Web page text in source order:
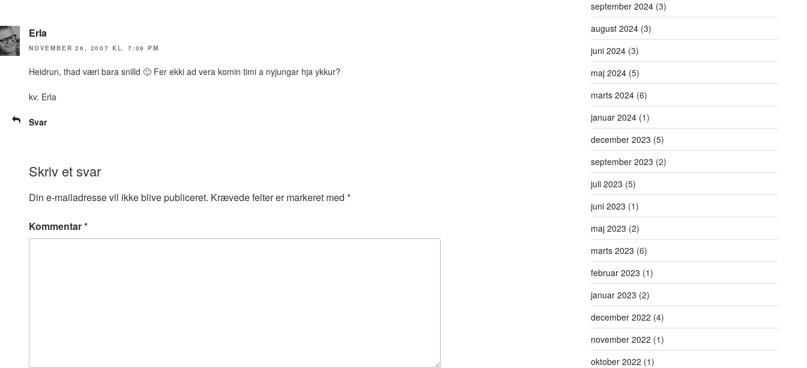
Erla
NOVEMBER 26, 2007 KL. 7:09 PM
Heidrun, thad væri bara snilld 🙂 Fer ekki ad vera komin timi a nyjungar hja ykkur?
kv. Erla
Svar
Skriv et svar
Din e-mailadresse vil ikke blive publiceret. Krævede felter er markeret med *
Kommentar*
september 2024 (3)
august 2024 (3)
juni 2024 (3)
maj 2024 (5)
marts 2024 (6)
januar 2024 (1)
december 2023 (5)
september 2023 (2)
juli 2023 (5)
juni 2023 (1)
maj 2023 (2)
marts 2023 (6)
februar 2023 (1)
januar 2023 (2)
december 2022 (4)
november 2022 (1)
oktober 2022 (1)